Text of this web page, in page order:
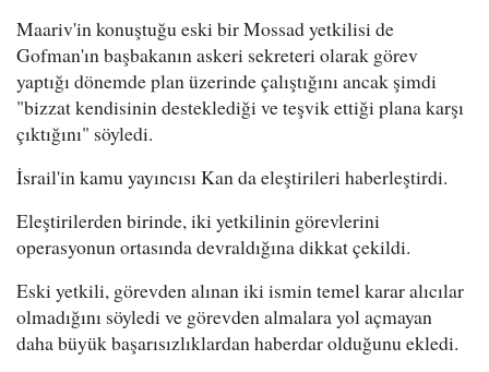
Maariv'in konuştuğu eski bir Mossad yetkilisi de
Gofman'ın başbakanın askeri sekreteri olarak görev
yaptığı dönemde plan üzerinde çalıştığını ancak şimdi
"bizzat kendisinin desteklediği ve teşvik ettiği plana karşı
çıktığını" söyledi.
İsrail'in kamu yayıncısı Kan da eleştirileri haberleştirdi.
Eleştirilerden birinde, iki yetkilinin görevlerini
operasyonun ortasında devraldığına dikkat çekildi.
Eski yetkili, görevden alınan iki ismin temel karar alıcılar
olmadığını söyledi ve görevden almalara yol açmayan
daha büyük başarısızlıklardan haberdar olduğunu ekledi.